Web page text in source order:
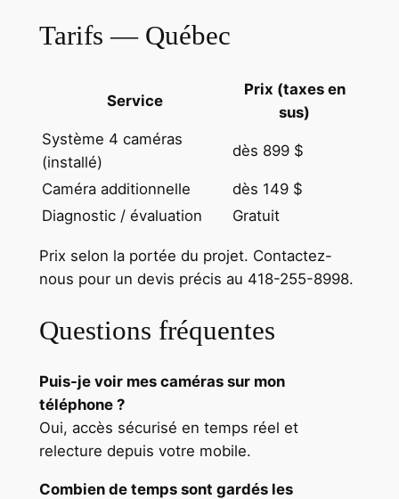
Tarifs — Québec
Service
Prix (taxes en
sus)
Système 4 caméras
(installé)
dès 899 $
Caméra additionnelle
dès 149 $
Diagnostic / évaluation
Gratuit
Prix selon la portée du projet. Contactez-
nous pour un devis précis au 418-255-8998.
Questions fréquentes
Puis-je voir mes caméras sur mon
téléphone ?
Oui, accès sécurisé en temps réel et
relecture depuis votre mobile.
Combien de temps sont gardés les